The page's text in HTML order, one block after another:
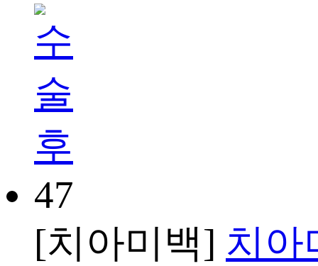
47
[치아미백] 치아